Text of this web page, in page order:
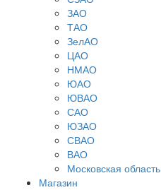
ЗАО
ТАО
ЗелАО
ЦАО
НМАО
ЮАО
ЮВАО
САО
ЮЗАО
СВАО
ВАО
Московская область
Магазин